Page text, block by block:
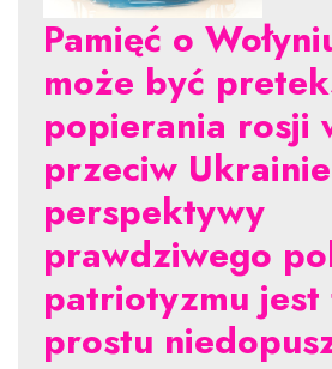
Pamięć o
może być
popierania rosji
przeciw
perspektywy
prawdziwego
patriotyzmu
prostu